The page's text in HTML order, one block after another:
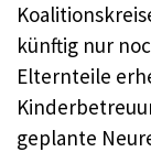
künftig nur
Elternteile
geplante